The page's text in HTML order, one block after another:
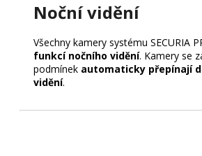
Noční vidění
Všechny kamery systému SECURIA
funkcí nočního vidění. Kamery se
podmínek automaticky přepínají
vidění.